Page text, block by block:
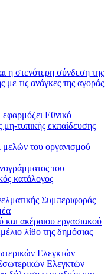
η στενότερη σύνδεση της
με τις ανάγκες της αγοράς
Eθνικό
τυπικής εκπαίδευσης
μελών του οργανισμού
του
κατάλογος
Συμπεριφοράς
ακέραιου εργασιακού
λίθο της δημόσιας
Ελεγκτών
Ελεγκτών